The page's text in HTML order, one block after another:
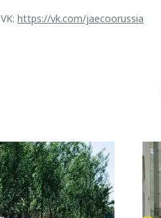
VK: https://vk.com/jaecoorussia